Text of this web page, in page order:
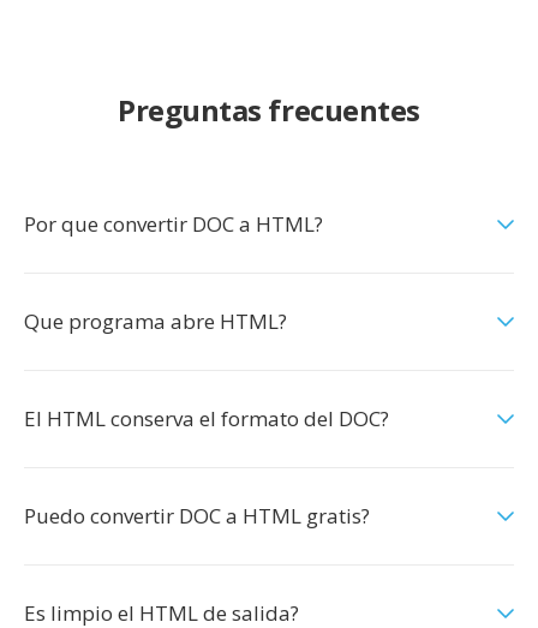
Preguntas frecuentes
Por que convertir DOC a HTML?
Que programa abre HTML?
El HTML conserva el formato del DOC?
Puedo convertir DOC a HTML gratis?
Es limpio el HTML de salida?